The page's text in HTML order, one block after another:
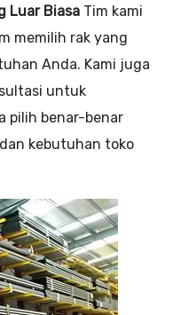
Luar Biasa Tim kami
memilih rak yang
Anda. Kami juga
untuk
pilih benar-benar
kebutuhan toko